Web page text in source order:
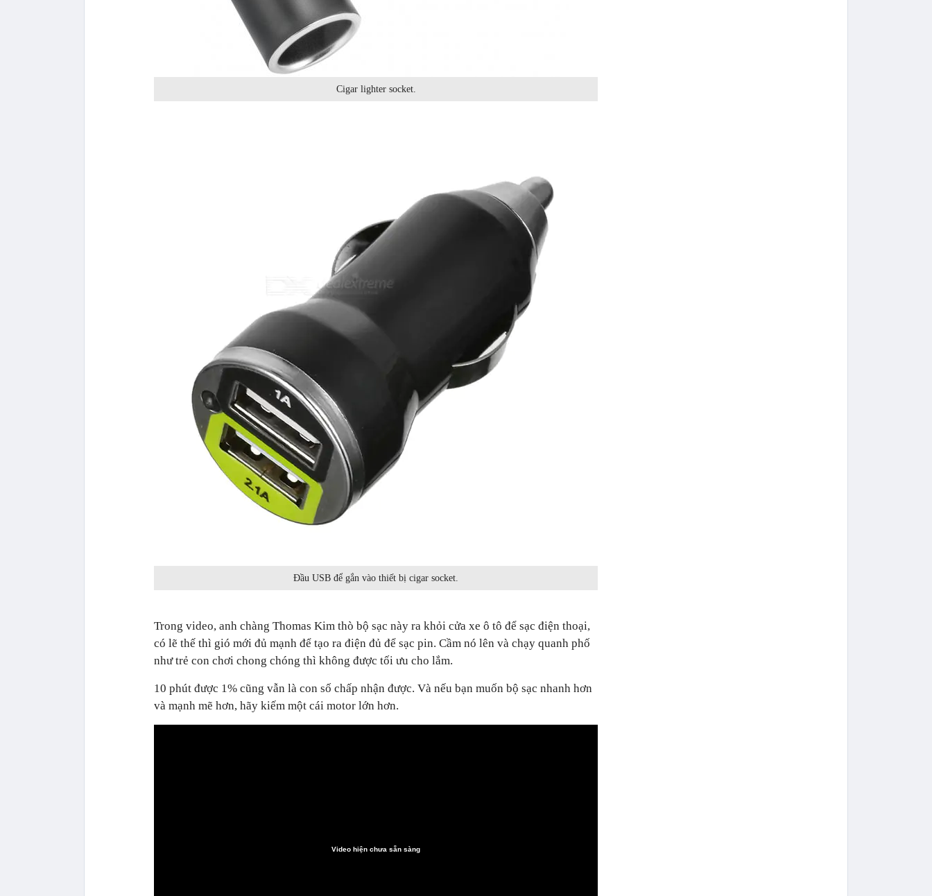
Cigar lighter socket.
Đầu USB để gắn vào thiết bị cigar socket.
Trong video, anh chàng Thomas Kim thò bộ sạc này ra khỏi cửa xe ô tô để sạc điện thoại,
có lẽ thế thì gió mới đủ mạnh để tạo ra điện đủ để sạc pin. Cầm nó lên và chạy quanh phố
như trẻ con chơi chong chóng thì không được tối ưu cho lắm.
10 phút được 1% cũng vẫn là con số chấp nhận được. Và nếu bạn muốn bộ sạc nhanh hơn
và mạnh mẽ hơn, hãy kiếm một cái motor lớn hơn.
Video hiện chưa sẵn sàng